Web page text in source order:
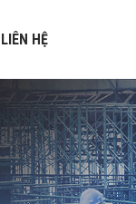
LIÊN HỆ